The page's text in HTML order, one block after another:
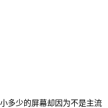
多少的屏幕却因为不是主流